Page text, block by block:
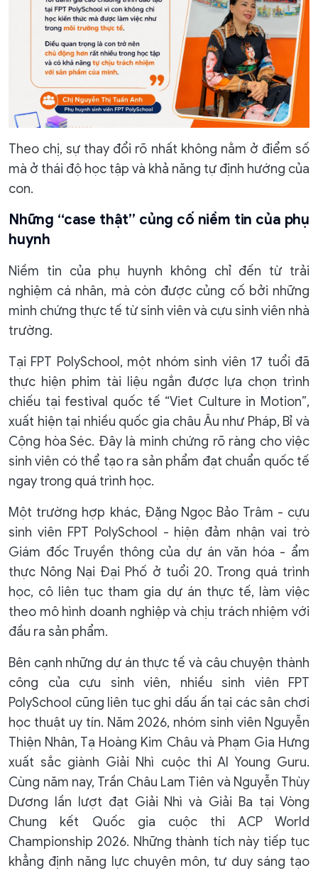
Theo chị, sự thay đổi rõ nhất không nằm ở điểm số
mà ở thái độ học tập và khả năng tự định hướng của
con.
Những “case thật” củng cố niềm tin của phụ
huynh
Niềm tin của phụ huynh không chỉ đến từ trải
nghiệm cá nhân, mà còn được củng cố bởi những
minh chứng thực tế từ sinh viên và cựu sinh viên nhà
trường.
Tại FPT PolySchool, một nhóm sinh viên 17 tuổi đã
thực hiện phim tài liệu ngắn được lựa chọn trình
chiếu tại festival quốc tế “Viet Culture in Motion”,
xuất hiện tại nhiều quốc gia châu Âu như Pháp, Bỉ và
Cộng hòa Séc. Đây là minh chứng rõ ràng cho việc
sinh viên có thể tạo ra sản phẩm đạt chuẩn quốc tế
ngay trong quá trình học.
Một trường hợp khác, Đặng Ngọc Bảo Trâm - cựu
sinh viên FPT PolySchool - hiện đảm nhận vai trò
Giám đốc Truyền thông của dự án văn hóa - ẩm
thực Nông Nại Đại Phố ở tuổi 20. Trong quá trình
học, cô liên tục tham gia dự án thực tế, làm việc
theo mô hình doanh nghiệp và chịu trách nhiệm với
đầu ra sản phẩm.
Bên cạnh những dự án thực tế và câu chuyện thành
công của cựu sinh viên, nhiều sinh viên FPT
PolySchool cũng liên tục ghi dấu ấn tại các sân chơi
học thuật uy tín. Năm 2026, nhóm sinh viên Nguyễn
Thiện Nhân, Tạ Hoàng Kim Châu và Phạm Gia Hưng
xuất sắc giành Giải Nhì cuộc thi AI Young Guru.
Cùng năm nay, Trần Châu Lam Tiên và Nguyễn Thùy
Dương lần lượt đạt Giải Nhì và Giải Ba tại Vòng
Chung kết Quốc gia cuộc thi ACP World
Championship 2026. Những thành tích này tiếp tục
khẳng định năng lực chuyên môn, tư duy sáng tạo